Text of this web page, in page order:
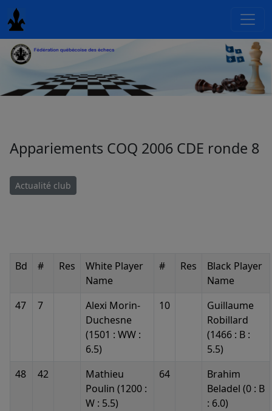
Appariements COQ 2006 CDE ronde 8
Actualité club
Bd # Res
White Player
Name
# Res
Black Player
Name
47
7
Alexi Morin-
Duchesne
(1501 : WW :
6.5)
10
Guillaume
Robillard
(1466 : B :
5.5)
48
42
Mathieu
Poulin (1200 :
W : 5.5)
64
Brahim
Beladel (0 : B
: 6.0)